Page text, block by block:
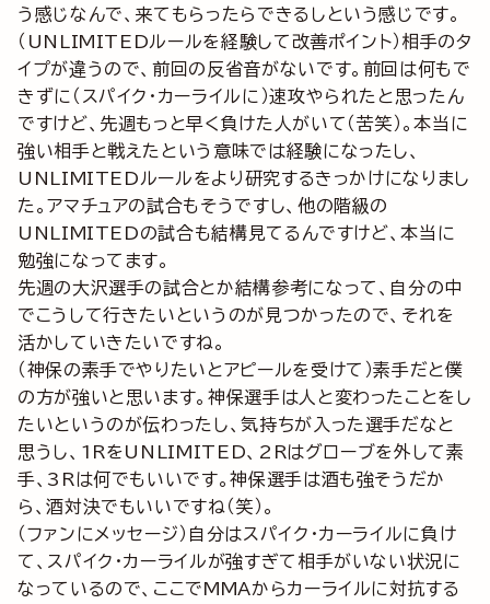
う感じなんで、来てもらったらできるしという感じです。
（UNLIMITEDルールを経験して改善ポイント）相手のタ
イプが違うので、前回の反省音がないです。前回は何もで
きずに（スパイク・カーライルに）速攻やられたと思ったん
ですけど、先週もっと早く負けた人がいて（苦笑）。本当に
強い相手と戦えたという意味では経験になったし、
UNLIMITEDルールをより研究するきっかけになりまし
た。アマチュアの試合もそうですし、他の階級の
UNLIMITEDの試合も結構見てるんですけど、本当に
勉強になってます。
先週の大沢選手の試合とか結構参考になって、自分の中
でこうして行きたいというのが見つかったので、それを
活かしていきたいですね。
（神保の素手でやりたいとアピールを受けて）素手だと僕
の方が強いと思います。神保選手は人と変わったことをし
たいというのが伝わったし、気持ちが入った選手だなと
思うし、1RをUNLIMITED、2Rはグローブを外して素
手、3Rは何でもいいです。神保選手は酒も強そうだか
ら、酒対決でもいいですね（笑）。
（ファンにメッセージ）自分はスパイク・カーライルに負け
て、スパイク・カーライルが強すぎて相手がいない状況に
なっているので、ここでMMAからカーライルに対抗する